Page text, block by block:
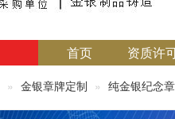
首页 资质许
金银章牌定制 纯金银纪念章